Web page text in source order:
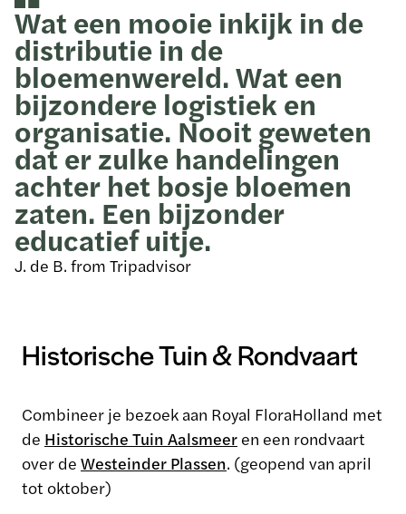
Wat een mooie inkijk in de
distributie in de
bloemenwereld. Wat een
bijzondere logistiek en
organisatie. Nooit geweten
dat er zulke handelingen
achter het bosje bloemen
zaten. Een bijzonder
educatief uitje.
J. de B. from Tripadvisor
Historische Tuin & Rondvaart
Combineer je bezoek aan Royal FloraHolland met
de Historische Tuin Aalsmeer en een rondvaart
over de Westeinder Plassen. (geopend van april
tot oktober)